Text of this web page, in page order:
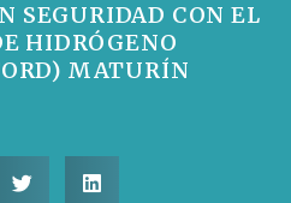
SEGURIDAD CON EL
HIDRÓGENO
MATURÍN